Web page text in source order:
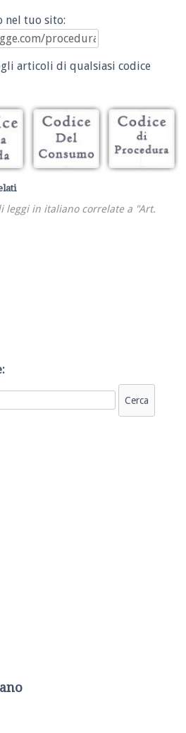
nel tuo sito:
articoli di qualsiasi codice
leggi in italiano correlate a "Art.